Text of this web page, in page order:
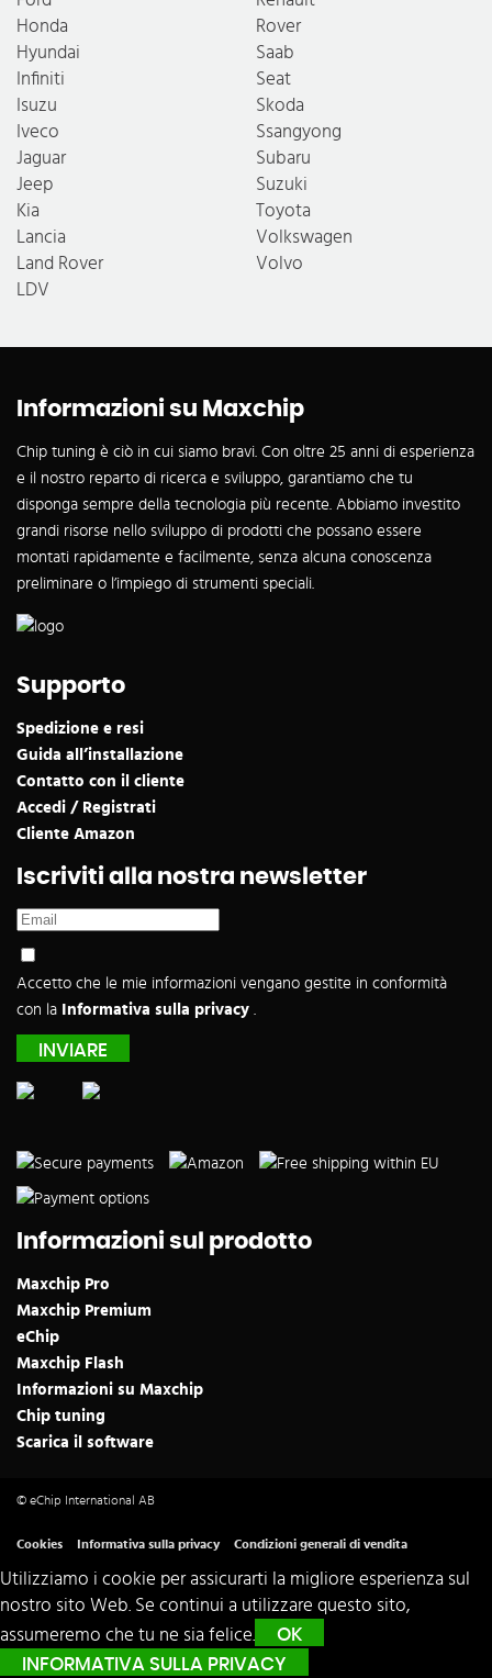
Honda
Hyundai
Infiniti
Isuzu
Iveco
Jaguar
Jeep
Kia
Lancia
Land Rover
LDV
Rover
Saab
Seat
Skoda
Ssangyong
Subaru
Suzuki
Toyota
Volkswagen
Volvo
Informazioni su Maxchip
Chip tuning è ciò in cui siamo bravi. Con oltre 25 anni di esperienza
e il nostro reparto di ricerca e sviluppo, garantiamo che tu
disponga sempre della tecnologia più recente. Abbiamo investito
grandi risorse nello sviluppo di prodotti che possano essere
montati rapidamente e facilmente, senza alcuna conoscenza
preliminare o l’impiego di strumenti speciali.
Supporto
Spedizione e resi
Guida all’installazione
Contatto con il cliente
Accedi / Registrati
Cliente Amazon
Iscriviti alla nostra newsletter
Accetto che le mie informazioni vengano gestite in conformità
con la
Informativa sulla privacy .
Informazioni sul prodotto
Maxchip Pro
Maxchip Premium
eChip
Maxchip Flash
Informazioni su Maxchip
Chip tuning
Scarica il software
© eChip International AB
Cookies Informativa sulla privacy Condizioni generali di vendita
Utilizziamo i cookie per assicurarti la migliore esperienza sul
nostro sito Web. Se continui a utilizzare questo sito,
assumeremo che tu ne sia felice.
OK
INFORMATIVA SULLA PRIVACY